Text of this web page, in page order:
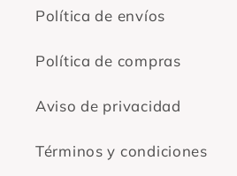
Política de envíos
Política de compras
Aviso de privacidad
Términos y condiciones